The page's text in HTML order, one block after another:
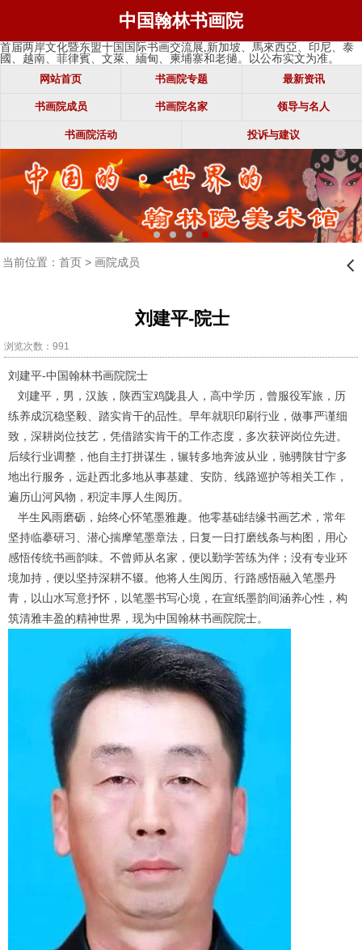
中国翰林书画院
首届两岸文化暨东盟十国国际书画交流展,新加坡、馬來西亞、印尼、泰
國、越南、菲律賓、文萊、緬甸、柬埔寨和老撾。以公布实文为准。
网站首页 书画院专题 最新资讯
书画院成员 书画院名家 领导与名人
书画院活动 投诉与建议
1 3 4
当前位置： 首页> 画院成员 󰊒
刘建平-院士
浏览次数：991
刘建平-中国翰林书画院院士
刘建平，男，汉族，陕西宝鸡陇县人，高中学历，曾服役军旅，历
练养成沉稳坚毅、踏实肯干的品性。早年就职印刷行业，做事严谨细
致，深耕岗位技艺，凭借踏实肯干的工作态度，多次获评岗位先进。
后续行业调整，他自主打拼谋生，辗转多地奔波从业，驰骋陕甘宁多
地出行服务，远赴西北多地从事基建、安防、线路巡护等相关工作，
遍历山河风物，积淀丰厚人生阅历。
半生风雨磨砺，始终心怀笔墨雅趣。他零基础结缘书画艺术，常年
坚持临摹研习、潜心揣摩笔墨章法，日复一日打磨线条与构图，用心
感悟传统书画韵味。不曾师从名家，便以勤学苦练为伴；没有专业环
境加持，便以坚持深耕不辍。他将人生阅历、行路感悟融入笔墨丹
青，以山水写意抒怀，以笔墨书写心境，在宣纸墨韵间涵养心性，构
筑清雅丰盈的精神世界，现为中国翰林书画院院士。